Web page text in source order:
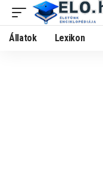
Állatok Lexikon